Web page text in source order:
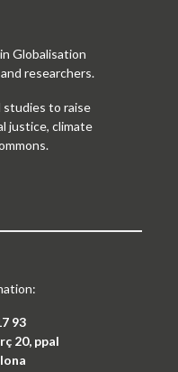
Globalisation
researchers.
to raise
justice, climate
93
20, ppal